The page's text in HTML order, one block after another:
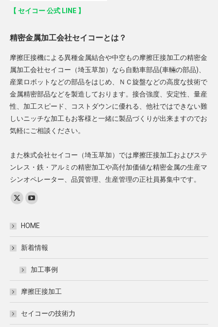
【 セイコー 公式 LINE 】
精密金属加工会社セイコーとは？
摩擦圧接機による異種金属結合や中空もの摩擦圧接加工の精密金
属加工会社セイコー（埼玉草加）なら自動車部品(車輛の部品)、
産業ロボットなどの部品をはじめ、ＮＣ旋盤などの高度な技術で
金属精密部品などを製造しております。接合強度、安定性、量産
性、加工スピード、コストダウンに優れる、他社ではできない難
しいニッチな加工もお客様と一緒に製品づくりが出来ますのでお
気軽にご相談ください。
また株式会社セイコー（埼玉草加）では摩擦圧接加工およびステ
ンレス・鉄・アルミの精密加工や高付加価値な精密金属の生産マ
シンオペレーター、品質管理、生産管理の正社員募集中です。
Find us on:
X
opens
window
YouTube
opens
window
HOME
新着情報
加工事例
摩擦圧接加工
セイコーの技術力